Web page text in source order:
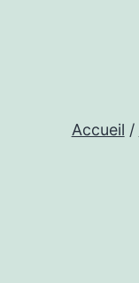
Accueil /